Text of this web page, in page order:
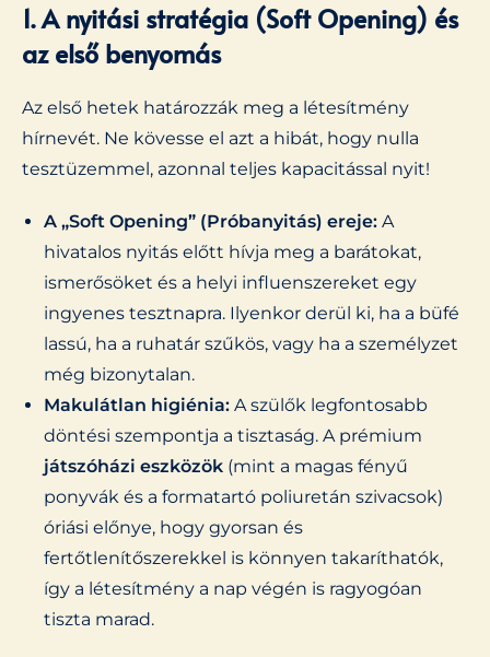
1. A nyitási stratégia (Soft Opening) és
az első benyomás
Az első hetek határozzák meg a létesítmény
hírnevét. Ne kövesse el azt a hibát, hogy nulla
tesztüzemmel, azonnal teljes kapacitással nyit!
A „Soft Opening” (Próbanyitás) ereje: A
hivatalos nyitás előtt hívja meg a barátokat,
ismerősöket és a helyi influenszereket egy
ingyenes tesztnapra. Ilyenkor derül ki, ha a büfé
lassú, ha a ruhatár szűkös, vagy ha a személyzet
még bizonytalan.
Makulátlan higiénia: A szülők legfontosabb
döntési szempontja a tisztaság. A prémium
játszóházi eszközök (mint a magas fényű
ponyvák és a formatartó poliuretán szivacsok)
óriási előnye, hogy gyorsan és
fertőtlenítőszerekkel is könnyen takaríthatók,
így a létesítmény a nap végén is ragyogóan
tiszta marad.